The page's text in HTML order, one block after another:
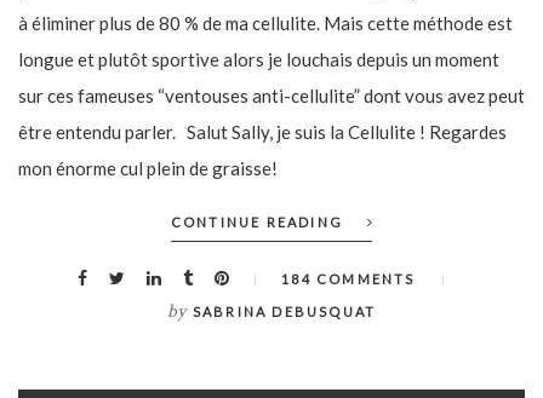
à éliminer plus de 80 % de ma cellulite. Mais cette méthode est
longue et plutôt sportive alors je louchais depuis un moment
sur ces fameuses “ventouses anti-cellulite” dont vous avez peut
être entendu parler. Salut Sally, je suis la Cellulite ! Regardes
mon énorme cul plein de graisse!
CONTINUE READING
184 COMMENTS
by SABRINA DEBUSQUAT